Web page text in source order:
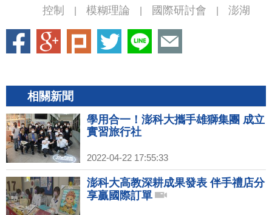
控制 模糊理論 國際研討會 澎湖
相關新聞
學用合一！澎科大攜手雄獅集團 成立
實習旅行社
2022-04-22 17:55:33
澎科大高教深耕成果發表 伴手禮店分
享贏國際訂單